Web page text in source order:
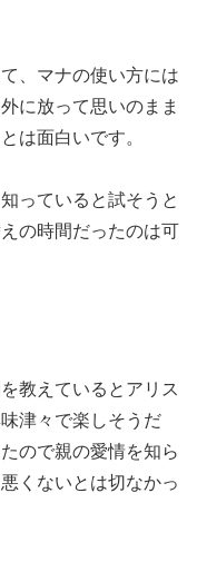
、マナの使い方には
に放って思いのまま
は面白いです。
っていると試そうと
の時間だったのは可
教えているとアリス
津々で楽しそうだ
ので親の愛情を知ら
くないとは切なかっ